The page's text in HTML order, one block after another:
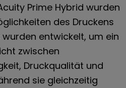
Prime Hybrid wurden
des Druckens
wurden entwickelt, um ein
zwischen
Druckqualität und
sie gleichzeitig